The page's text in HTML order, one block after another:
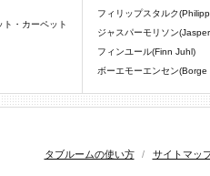
ト・カーペット
フィリップスタルク
ジャスパーモリソン
フィンユール(Finn Juhl)
ボーエモーエンセン
タブルームの使い方 / サイトマッ